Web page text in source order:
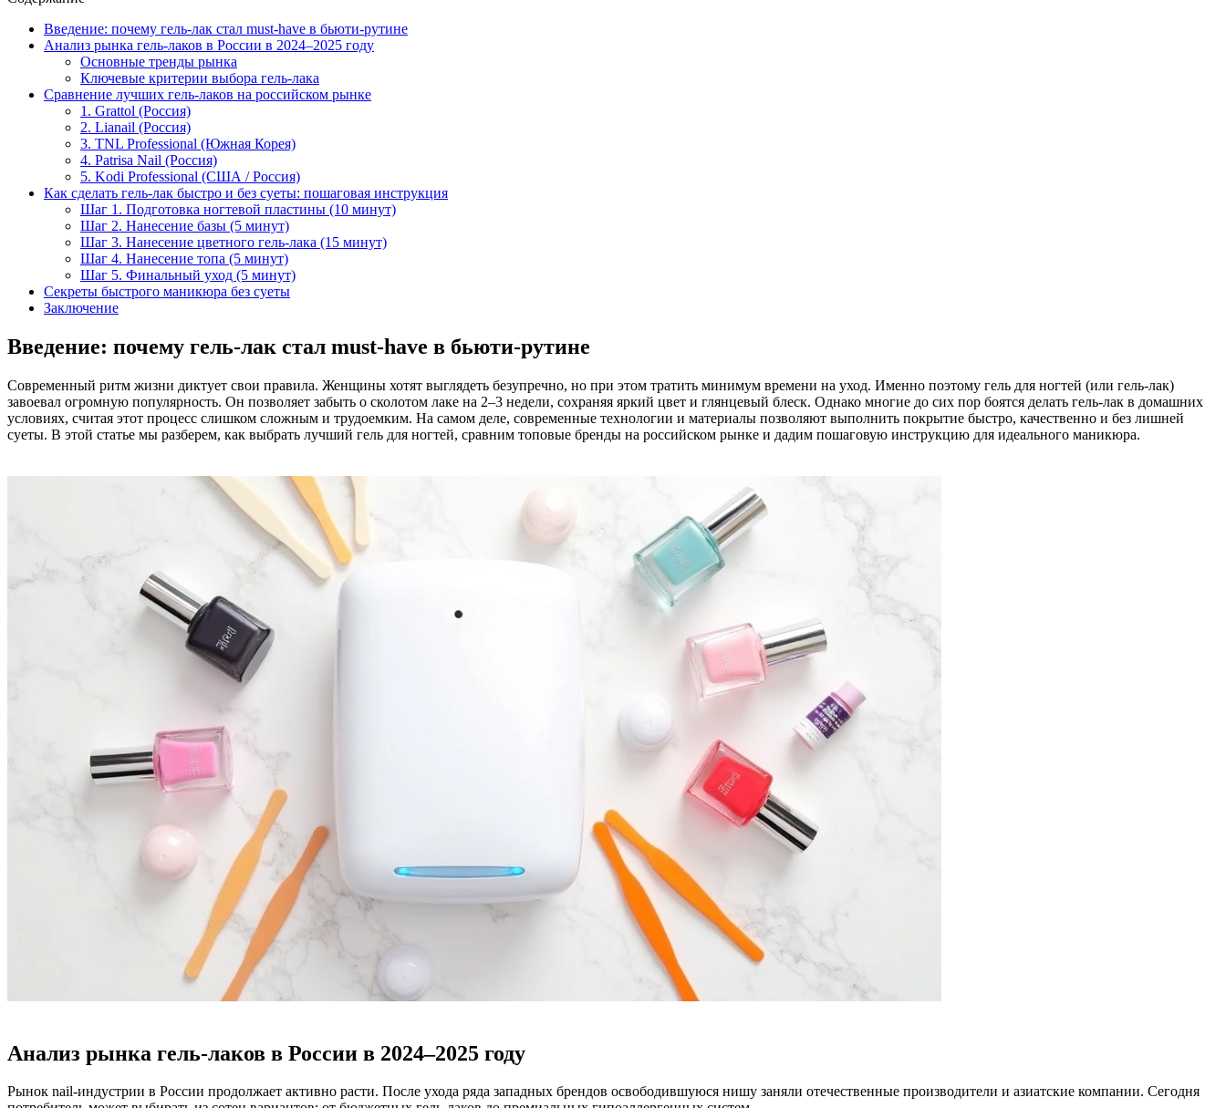
Введение: почему гель-лак стал must-have в бьюти-рутине
Анализ рынка гель-лаков в России в 2024–2025 году
Основные тренды рынка
Ключевые критерии выбора гель-лака
Сравнение лучших гель-лаков на российском рынке
1. Grattol (Россия)
2. Lianail (Россия)
3. TNL Professional (Южная Корея)
4. Patrisa Nail (Россия)
5. Kodi Professional (США / Россия)
Как сделать гель-лак быстро и без суеты: пошаговая инструкция
Шаг 1. Подготовка ногтевой пластины (10 минут)
Шаг 2. Нанесение базы (5 минут)
Шаг 3. Нанесение цветного гель-лака (15 минут)
Шаг 4. Нанесение топа (5 минут)
Шаг 5. Финальный уход (5 минут)
Секреты быстрого маникюра без суеты
Заключение
Введение: почему гель-лак стал must-have в бьюти-рутине
Современный ритм жизни диктует свои правила. Женщины хотят выглядеть безупречно, но при этом тратить минимум времени на уход. Именно поэтому гель для ногтей (или гель-лак)
завоевал огромную популярность. Он позволяет забыть о сколотом лаке на 2–3 недели, сохраняя яркий цвет и глянцевый блеск. Однако многие до сих пор боятся делать гель-лак в домашних
условиях, считая этот процесс слишком сложным и трудоемким. На самом деле, современные технологии и материалы позволяют выполнить покрытие быстро, качественно и без лишней
суеты. В этой статье мы разберем, как выбрать лучший гель для ногтей, сравним топовые бренды на российском рынке и дадим пошаговую инструкцию для идеального маникюра.
Анализ рынка гель-лаков в России в 2024–2025 году
Рынок nail-индустрии в России продолжает активно расти. После ухода ряда западных брендов освободившуюся нишу заняли отечественные производители и азиатские компании. Сегодня